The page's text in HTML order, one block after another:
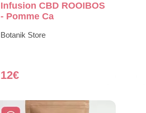
Infusion CBD ROOIBOS
- Pomme Ca
Botanik Store
12€